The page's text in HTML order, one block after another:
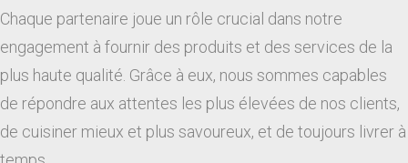
Chaque partenaire joue un rôle crucial dans notre
engagement à fournir des produits et des services de la
plus haute qualité. Grâce à eux, nous sommes capables
de répondre aux attentes les plus élevées de nos clients,
de cuisiner mieux et plus savoureux, et de toujours livrer à